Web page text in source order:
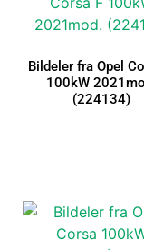
Bildeler fra Opel
100kW
(224134)